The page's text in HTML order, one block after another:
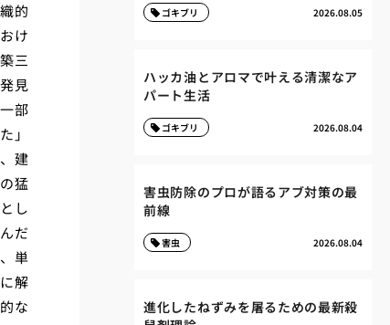
的
け
三
見
部
」
建
猛
し
だ
単
解
な
2026.08.05
ゴキブリ
ハッカ油とアロマで叶える清潔なア
パート生活
2026.08.04
ゴキブリ
害虫防除のプロが語るアブ対策の最
前線
2026.08.04
害虫
進化したねずみを屠るための最新殺